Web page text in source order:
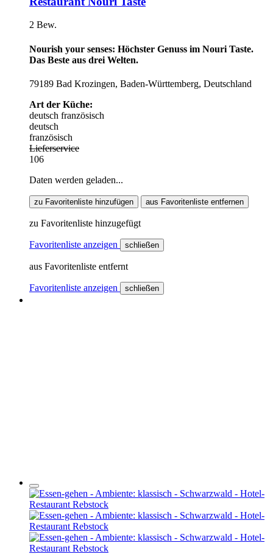
2 Bew.
Nourish your senses: Höchster Genuss im Nouri Taste.
Das Beste aus drei Welten.
79189 Bad Krozingen, Baden-Württemberg, Deutschland
Art der Küche:
deutsch französisch
deutsch
französisch
Lieferservice
106
Daten werden geladen...
zu Favoritenliste hinzufügen aus Favoritenliste entfernen
zu Favoritenliste hinzugefügt
Favoritenliste anzeigen schließen
aus Favoritenliste entfernt
Favoritenliste anzeigen schließen